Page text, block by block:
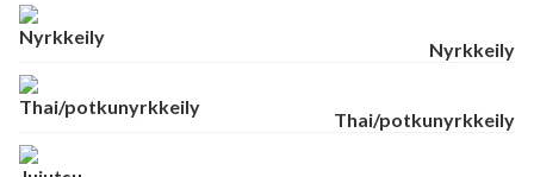
Nyrkkeily
Thai/potkunyrkkeily